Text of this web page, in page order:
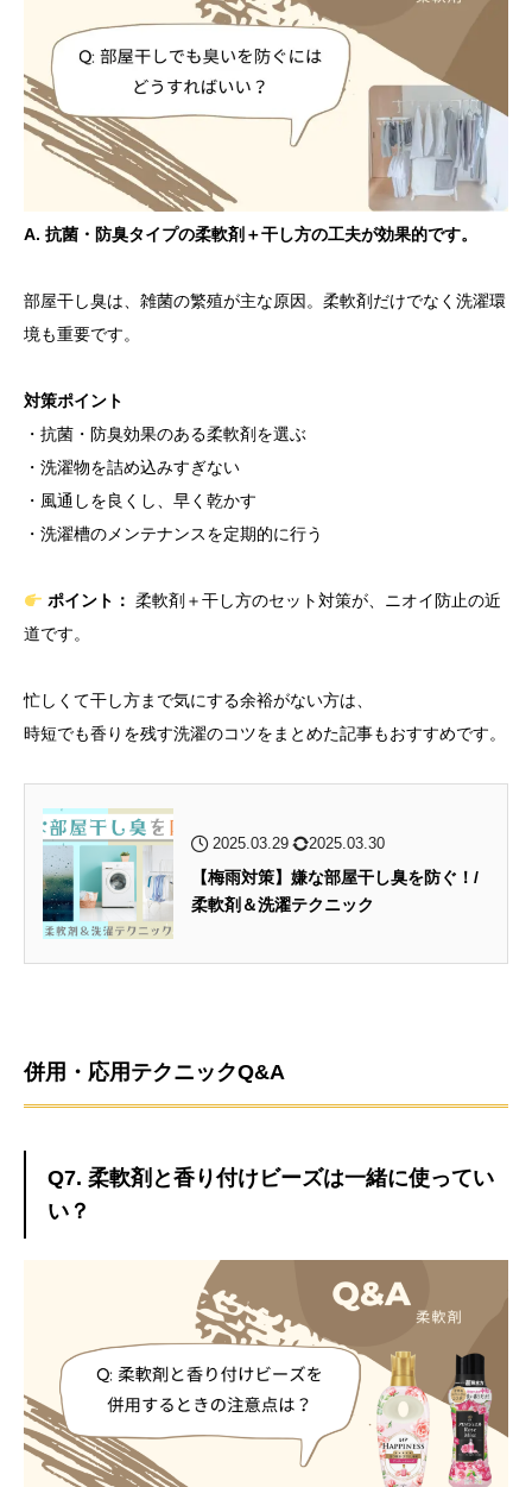
A. 抗菌・防臭タイプの柔軟剤＋干し方の工夫が効果的です。
部屋干し臭は、雑菌の繁殖が主な原因。柔軟剤だけでなく洗濯環
境も重要です。
対策ポイント
・抗菌・防臭効果のある柔軟剤を選ぶ
・洗濯物を詰め込みすぎない
・風通しを良くし、早く乾かす
・洗濯槽のメンテナンスを定期的に行う
ポイント： 柔軟剤＋干し方のセット対策が、ニオイ防止の近
道です。
忙しくて干し方まで気にする余裕がない方は、
時短でも香りを残す洗濯のコツをまとめた記事もおすすめです。
2025.03.29 2025.03.30
【梅雨対策】嫌な部屋干し臭を防ぐ！/
柔軟剤＆洗濯テクニック
併用・応用テクニックQ&A
Q7. 柔軟剤と香り付けビーズは一緒に使ってい
い？